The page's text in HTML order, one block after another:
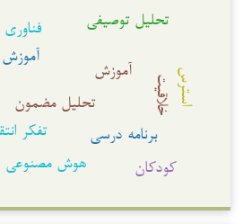
تحلیل مضمون
تفکر
آموزش
برنامه درسی
هوش مصنوعی
تحلیل توصیفی
خلاقیت
کودکان
استرس